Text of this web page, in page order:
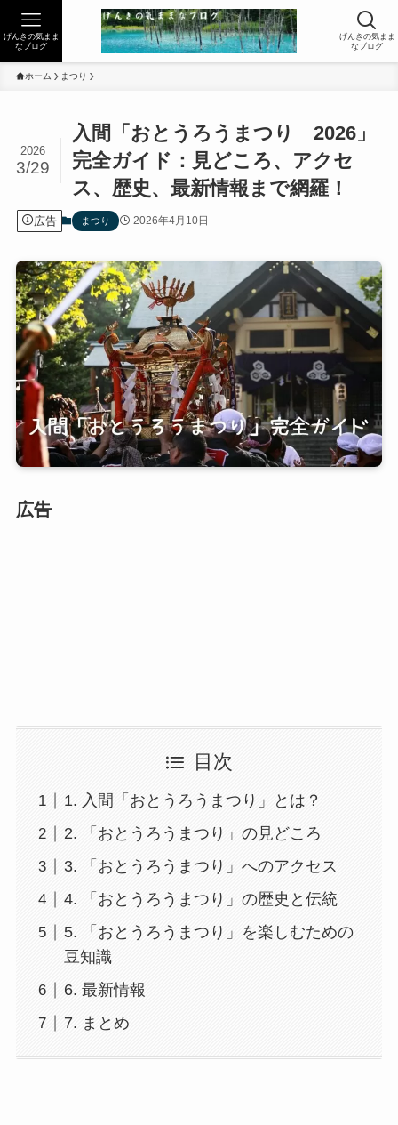
げんきの気まま
なブログ
げんきの気まま
なブログ
ホーム まつり
入間「おとうろうまつり 2026」
完全ガイド：見どころ、アクセ
ス、歴史、最新情報まで網羅！
2026
3/29
広告 まつり 2026年4月10日
広告
目次
1. 入間「おとうろうまつり」とは？
2. 「おとうろうまつり」の見どころ
3. 「おとうろうまつり」へのアクセス
4. 「おとうろうまつり」の歴史と伝統
5. 「おとうろうまつり」を楽しむための
豆知識
6. 最新情報
7. まとめ